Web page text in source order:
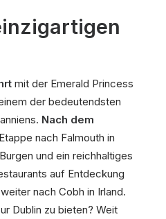
mit der Emerald Princess
der bedeutendsten
Nach dem
nach Falmouth in
und ein reichhaltiges
auf Entdeckung
nach Cobh in Irland.
Dublin zu bieten? Weit